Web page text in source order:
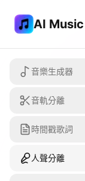
AI Music
音樂生成器
音軌分離
時間戳歌詞
人聲分離